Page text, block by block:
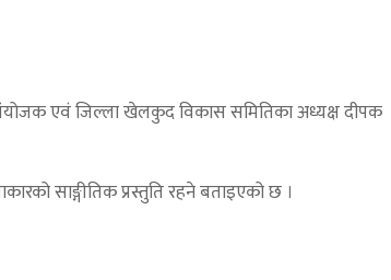
एवं जिल्ला खेलकुद विकास समितिका अध्यक्ष दीपक
साङ्गीतिक प्रस्तुति रहने बताइएको छ ।